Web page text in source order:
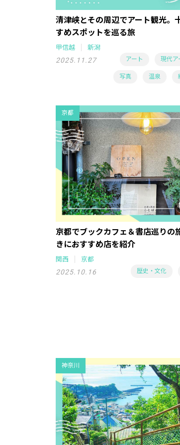
清津峡とその周辺でアート観光。
すめスポットを巡る旅
甲信越 新潟
2025.11.27 アート 現代ア
写真 温泉
京都
京都でブックカフェ＆書店巡りの
きにおすすめ店を紹介
関西 京都
2025.10.16 歴史・文化
神奈川